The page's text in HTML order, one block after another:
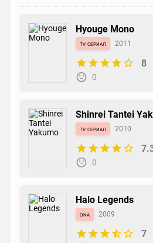
Hyouge Mono
tv сериал 2011
8
0
Shinrei Tantei
tv сериал 2010
0
Halo Legends
ona 2009
7